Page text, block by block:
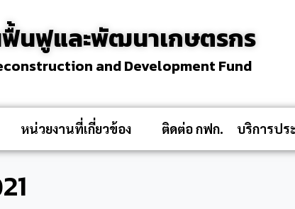
นฟูและพัฒนาเกษตรกร
and Development Fund
หน่วยงานที่เกี่ยวข้อง ติดต่อ กฟก. บริการปร